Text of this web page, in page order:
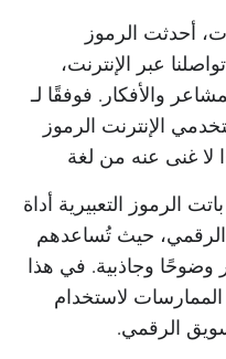
أحدثت الرموز
عبر الإنترنت،
والأفكار. فوفقًا لـ
92% من مستخدمي الإنترنت الرموز
لا غنى عنه من لغة
الرموز التعبيرية أداة
حيث تُساعدهم
وضوحًا وجاذبية. في هذا
لاستخدام
الرقمي.